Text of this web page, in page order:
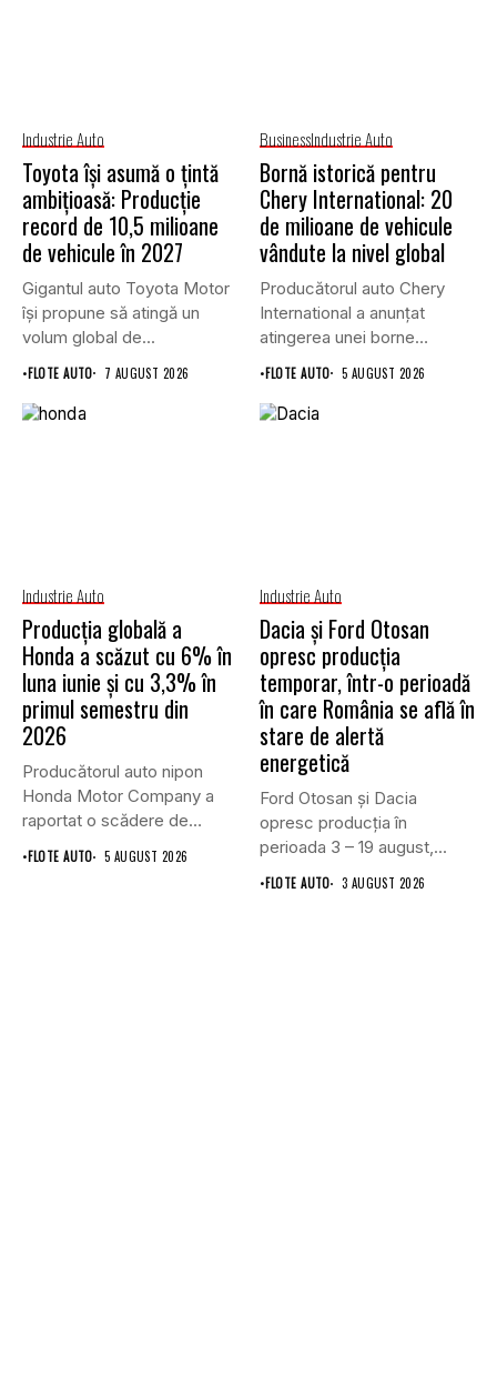
Industrie Auto
Toyota își asumă o țintă
ambițioasă: Producție
record de 10,5 milioane
de vehicule în 2027
Gigantul auto Toyota Motor
își propune să atingă un
volum global de...
•FLOTE AUTO 7 AUGUST 2026
BusinessIndustrie Auto
Bornă istorică pentru
Chery International: 20
de milioane de vehicule
vândute la nivel global
Producătorul auto Chery
International a anunțat
atingerea unei borne
istorice în industria...
•FLOTE AUTO 5 AUGUST 2026
Industrie Auto
Producția globală a
Honda a scăzut cu 6% în
luna iunie și cu 3,3% în
primul semestru din
2026
Producătorul auto nipon
Honda Motor Company a
raportat o scădere de
6,1%...
•FLOTE AUTO 5 AUGUST 2026
Industrie Auto
Dacia și Ford Otosan
opresc producția
temporar, într-o perioadă
în care România se află în
stare de alertă
energetică
Ford Otosan și Dacia
opresc producția în
perioada 3 – 19 august,...
•FLOTE AUTO 3 AUGUST 2026